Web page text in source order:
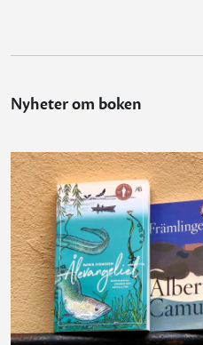
Nyheter om boken